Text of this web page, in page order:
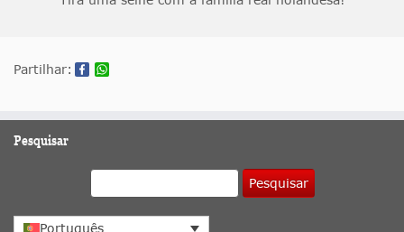
Partilhar:
Pesquisar
Pesquisar
Português